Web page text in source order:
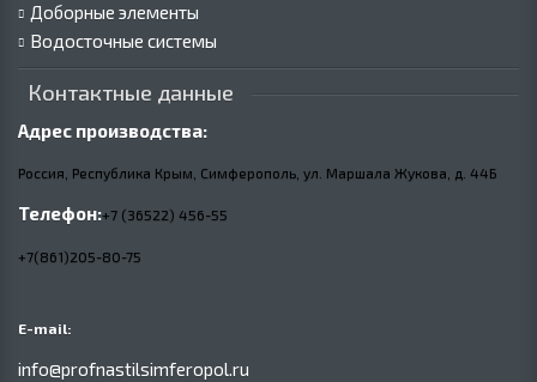
Доборные элементы
Водосточные системы
Контактные данные
Адрес производства:
Россия, Республика Крым, Симферополь, ул. Маршала Жукова, д. 44Б
Телефон:+7 (36522) 456-55
+7(861)205-80-75
E-mail:
info@profnastilsimferopol.ru